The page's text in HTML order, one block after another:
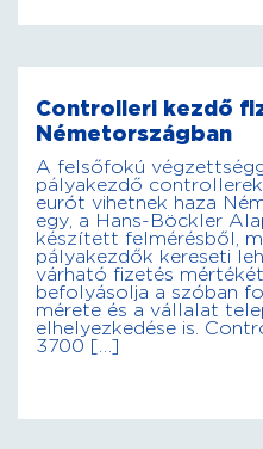
Controlleri kezdő
Németországban
A felsőfokú
pályakezdő
eurót vihetnek haza
egy, a Hans-Böckler
készített felmérésből,
pályakezdők kereseti
várható fizetés
befolyásolja a szóban
mérete és a vállalat
elhelyezkedése is.
3700 […]